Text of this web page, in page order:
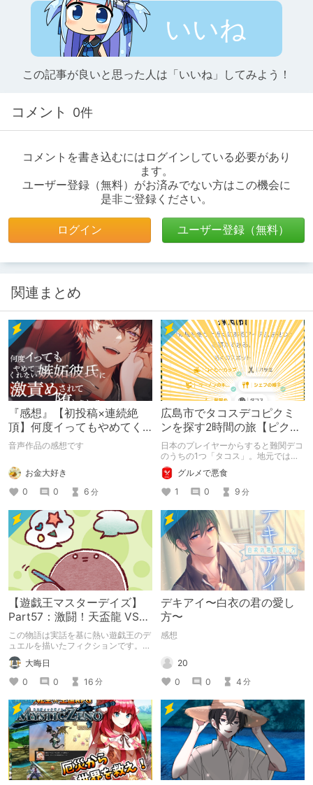
いいね
この記事が良いと思った人は「いいね」してみよう！
コメント 0件
コメントを書き込むにはログインしている必要があり
ます。
ユーザー登録（無料）がお済みでない方はこの機会に
是非ご登録ください。
ログイン ユーザー登録（無料）
関連まとめ
『感想』【初投稿×連続絶
頂】何度イってもやめてく
れない嫉妬彼氏に激責めさ
音声作品の感想です
お金大好き
0
0 6 分
広島市でタコスデコピクミ
ンを探す2時間の旅【ピクミ
ンブルーム / Pikmin
Bloom】
日本のプレイヤーからすると難関デコ
のうちの1つ「タコス」。地元では見
つけられなかった男が広島で探す旅を
お送りします。ねくすと5月のテーマ
「お出かけの記録」。
グルメで悪食
1
0 9 分
【遊戯王マスターデイズ】
Part57：激闘！天盃龍 VS
千年D【架空デュエル】
この物語は実話を基に熱い遊戯王のデ
ュエルを描いたフィクションです。
（自分用メモ：2025-05-14）
大晦日
0
0 16 分
デキアイ〜白衣の君の愛し
方〜
感想
20
0
0 4 分